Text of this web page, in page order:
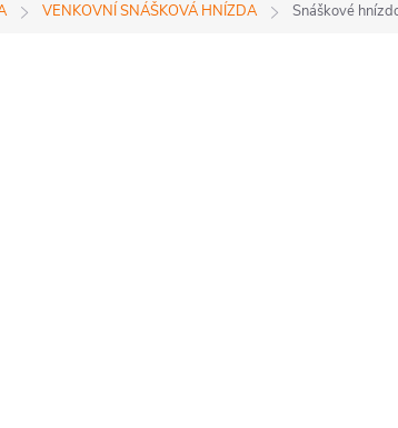
VENKOVNÍ SNÁŠKOVÁ HNÍZDA Snáškové